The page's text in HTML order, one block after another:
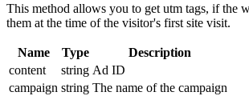
This method allows you to get utm tags, if the
them at the time of the visitor's first site visit.
Name Type
Description
content
string Ad ID
campaign string The name of the campaign